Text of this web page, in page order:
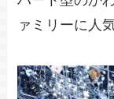
ァミリーに人